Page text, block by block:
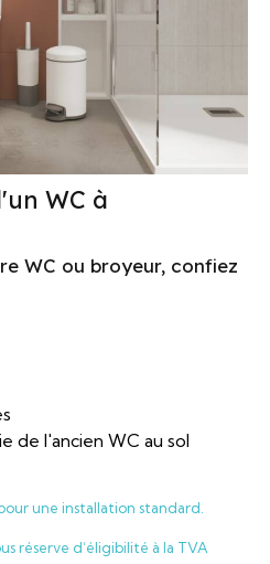
WC à
WC ou broyeur, confiez
de l'ancien WC au sol
une installation standard.
réserve d’éligibilité à la TVA